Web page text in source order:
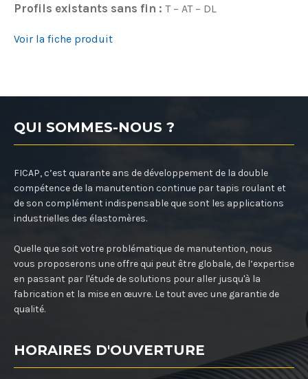
Profils existants sans fin : T – AT – DL
Voir la fiche produit
QUI SOMMES-NOUS ?
FICAP, c’est quarante ans de développement de la double
compétence de la manutention continue par tapis roulant et
de son complément indispensable que sont les applications
industrielles des élastomères.
Quelle que soit votre problématique de manutention, nous
vous proposerons une offre qui peut être globale, de l’expertise
en passant par l'étude de solutions pour aller jusqu'à la
fabrication et la mise en œuvre. Le tout avec une garantie de
qualité.
HORAIRES D'OUVERTURE